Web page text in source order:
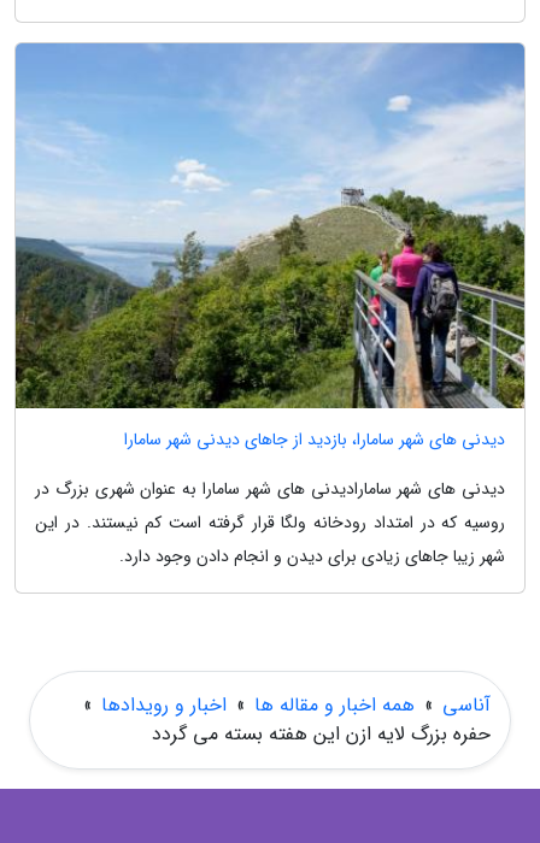
دیدنی های شهر سامارا، بازدید از جاهای دیدنی شهر سامارا
دیدنی های شهر سامارادیدنی های شهر سامارا به عنوان شهری بزرگ در
روسیه که در امتداد رودخانه ولگا قرار گرفته است کم نیستند. در این
شهر زیبا جاهای زیادی برای دیدن و انجام دادن وجود دارد.
آناسی » همه اخبار و مقاله ها » اخبار و رویدادها »
حفره بزرگ لایه ازن این هفته بسته می گردد